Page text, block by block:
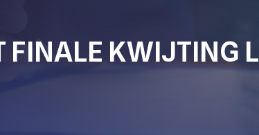
FINALE KWIJTING